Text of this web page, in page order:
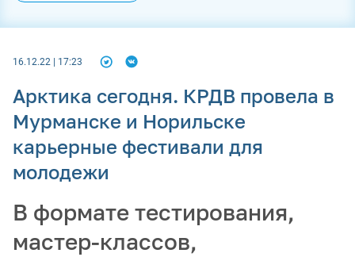
16.12.22 | 17:23
Арктика сегодня. КРДВ провела в
Мурманске и Норильске
карьерные фестивали для
молодежи
В формате тестирования,
мастер-классов,